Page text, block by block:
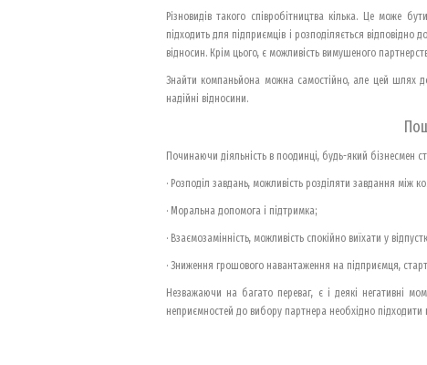
Різновидів такого співробітництва кілька. Це може
підходить для підприємців і розподіляється
відносин. Крім цього, є можливість вимушеного
Знайти компаньйона можна самостійно, але цей шлях
надійні відносини.
Починаючи діяльність в поодинці, будь-який бізнесмен
· Розподіл завдань, можливість розділяти завдання між
· Моральна допомога і підтримка;
· Взаємозамінність, можливість спокійно виїхати у
· Зниження грошового навантаження на підприємця,
Незважаючи на багато переваг, є і деякі негативні
неприємностей до вибору партнера необхідно